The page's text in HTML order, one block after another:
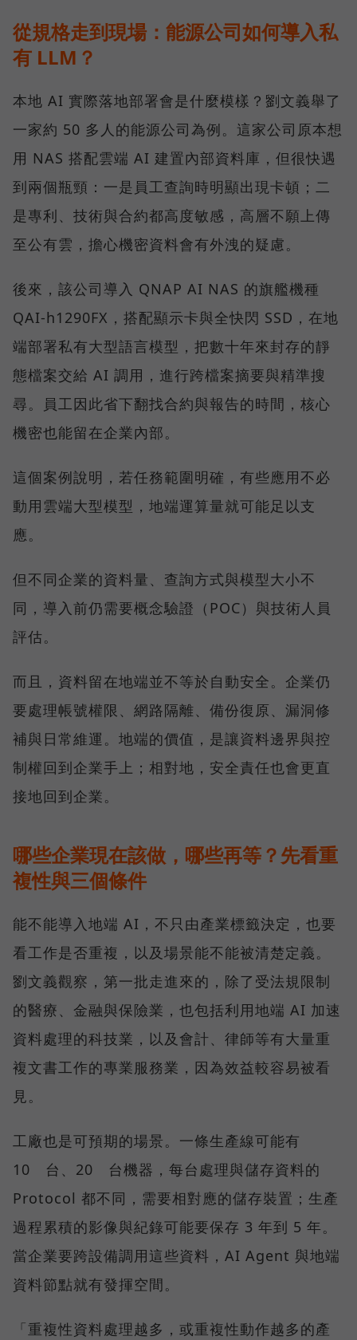
從規格走到現場：能源公司如何導入私
有 LLM？
本地 AI 實際落地部署會是什麼模樣？劉文義舉了
一家約 50 多人的能源公司為例。這家公司原本想
用 NAS 搭配雲端 AI 建置內部資料庫，但很快遇
到兩個瓶頸：一是員工查詢時明顯出現卡頓；二
是專利、技術與合約都高度敏感，高層不願上傳
至公有雲，擔心機密資料會有外洩的疑慮。
後來，該公司導入 QNAP AI NAS 的旗艦機種
QAI-h1290FX，搭配顯示卡與全快閃 SSD，在地
端部署私有大型語言模型，把數十年來封存的靜
態檔案交給 AI 調用，進行跨檔案摘要與精準搜
尋。員工因此省下翻找合約與報告的時間，核心
機密也能留在企業內部。
這個案例說明，若任務範圍明確，有些應用不必
動用雲端大型模型，地端運算量就可能足以支
應。
但不同企業的資料量、查詢方式與模型大小不
同，導入前仍需要概念驗證（POC）與技術人員
評估。
而且，資料留在地端並不等於自動安全。企業仍
要處理帳號權限、網路隔離、備份復原、漏洞修
補與日常維運。地端的價值，是讓資料邊界與控
制權回到企業手上；相對地，安全責任也會更直
接地回到企業。
哪些企業現在該做，哪些再等？先看重
複性與三個條件
能不能導入地端 AI，不只由產業標籤決定，也要
看工作是否重複，以及場景能不能被清楚定義。
劉文義觀察，第一批走進來的，除了受法規限制
的醫療、金融與保險業，也包括利用地端 AI 加速
資料處理的科技業，以及會計、律師等有大量重
複文書工作的專業服務業，因為效益較容易被看
見。
工廠也是可預期的場景。一條生產線可能有
10 台、20 台機器，每台處理與儲存資料的
Protocol 都不同，需要相對應的儲存裝置；生產
過程累積的影像與紀錄可能要保存 3 年到 5 年。
當企業要跨設備調用這些資料，AI Agent 與地端
資料節點就有發揮空間。
「重複性資料處理越多，或重複性動作越多的產